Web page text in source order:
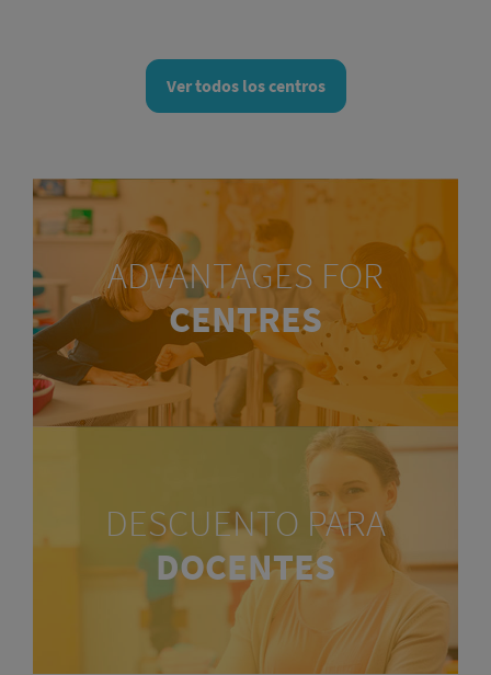
Ver todos los centros
ADVANTAGES FOR
CENTRES
DESCUENTO PARA
DOCENTES